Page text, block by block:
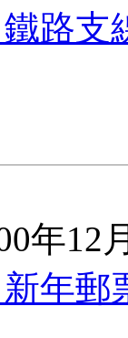
路支
年12
年郵